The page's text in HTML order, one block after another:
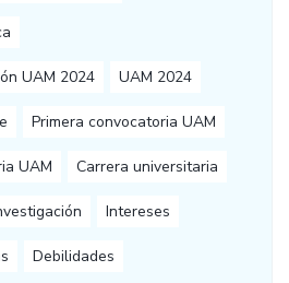
UAM 2024 UAM 2024
Primera convocatoria UAM
UAM Carrera universitaria
Intereses
Debilidades